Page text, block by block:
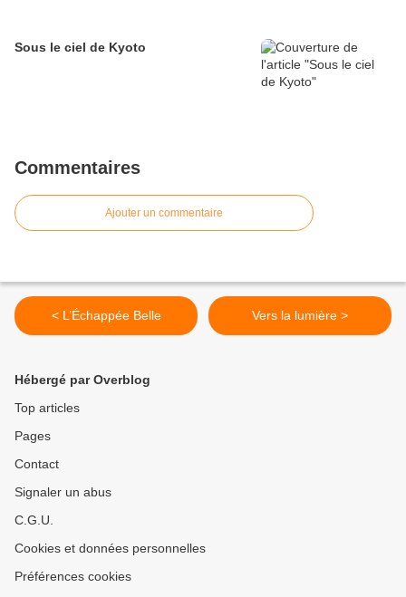
Sous le ciel de Kyoto
Commentaires
Ajouter un commentaire
< L’Échappée Belle Vers la lumière >
Hébergé par Overblog
Top articles
Pages
Contact
Signaler un abus
C.G.U.
Cookies et données personnelles
Préférences cookies